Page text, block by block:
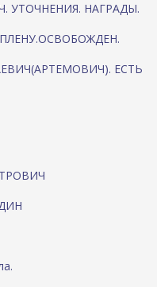
УТОЧНЕНИЯ. НАГРАДЫ.
ЕСТЬ